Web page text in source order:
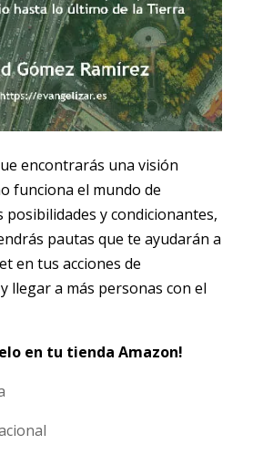
encontrarás una visión
funciona el mundo de
posibilidades y condicionantes,
pautas que te ayudarán a
en tus acciones de
llegar a más personas con el
en tu tienda Amazon!